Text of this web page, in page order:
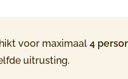
voor maximaal 4
uitrusting.